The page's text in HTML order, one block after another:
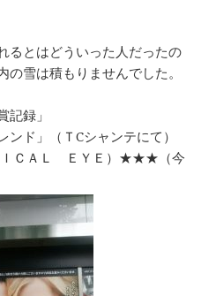
るとはどういった人だったの
雪は積もりませんでした。
録」
ド」（ＴCシャンテにて）
ＩＣＡＬ ＥＹＥ）★★★（今